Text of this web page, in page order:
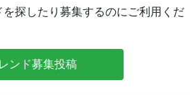
探したり募集するのにご利用くだ
ンド募集投稿